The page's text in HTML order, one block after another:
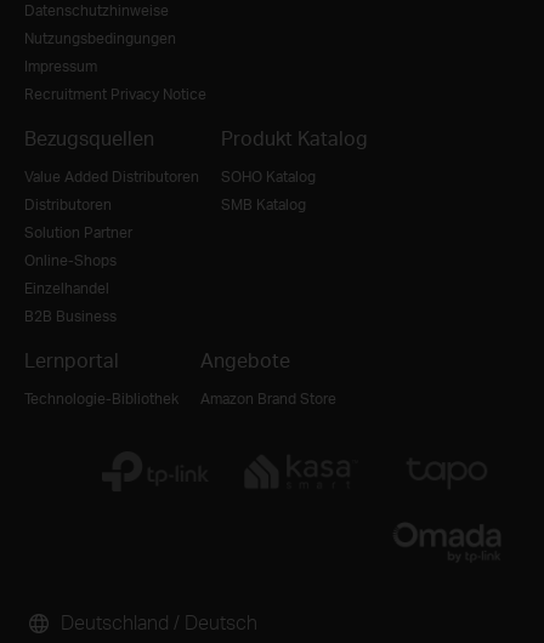
Datenschutzhinweise
Nutzungsbedingungen
Impressum
Recruitment Privacy Notice
Bezugsquellen
Value Added Distributoren
Distributoren
Solution Partner
Online-Shops
Einzelhandel
B2B Business
Produkt Katalog
SOHO Katalog
SMB Katalog
Lernportal
Technologie-Bibliothek
Angebote
Amazon Brand Store
Deutschland / Deutsch